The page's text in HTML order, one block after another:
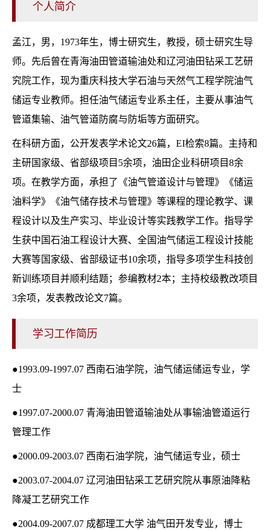
个人简介
孟江，男，1973年生，博士研究生，教授，硕士研究生导
师。先后曾在青海油田管道输油处和辽河油田钻采工艺研
究院工作，现为重庆科技大学石油与天然气工程学院油气
储运专业教师。担任油气储运专业系主任，主要从事油气
管道集输、油气管道防腐与防垢等方面研究。
在科研方面，公开发表学术论文26篇，EI检索8篇。主持和
主研国家级、省部级项目5余项，油田企业科研项目8余
项。在教学方面，承担了《油气管道设计与管理》《储运
油料学》《油气储存技术与管理》等课程的理论教学、课
程设计以及生产实习、毕业设计等实践教学工作。指导学
生获中国石油工程设计大赛、全国油气储运工程设计技能
大赛等国家级、省部级证书10余项，指导多项学生科技创
新训练项目并顺利结题；参编教材2本；主持校级教改项目
3余项，发表教改论文7篇。
学习工作简历
●1993.09-1997.07 西南石油学院，油气储运储运专业，学
士
●1997.07-2000.07 青海油田管道输油处从事输油管道运行
管理工作
●2000.09-2003.07 西南石油学院，油气储运专业，硕士
●2003.07-2004.07 辽河油田钻采工艺研究院从事原油降粘
降凝工艺研究工作
●2004.09-2007.07 成都理工大学 油气田开发专业，博士